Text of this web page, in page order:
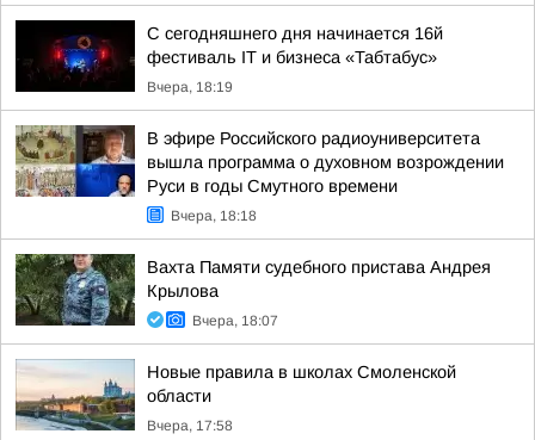
С сегодняшнего дня начинается 16й
фестиваль IT и бизнеса «Табтабус»
Вчера, 18:19
В эфире Российского радиоуниверситета
вышла программа о духовном возрождении
Руси в годы Смутного времени
Вчера, 18:18
Вахта Памяти судебного пристава Андрея
Крылова
Вчера, 18:07
Новые правила в школах Смоленской
области
Вчера, 17:58